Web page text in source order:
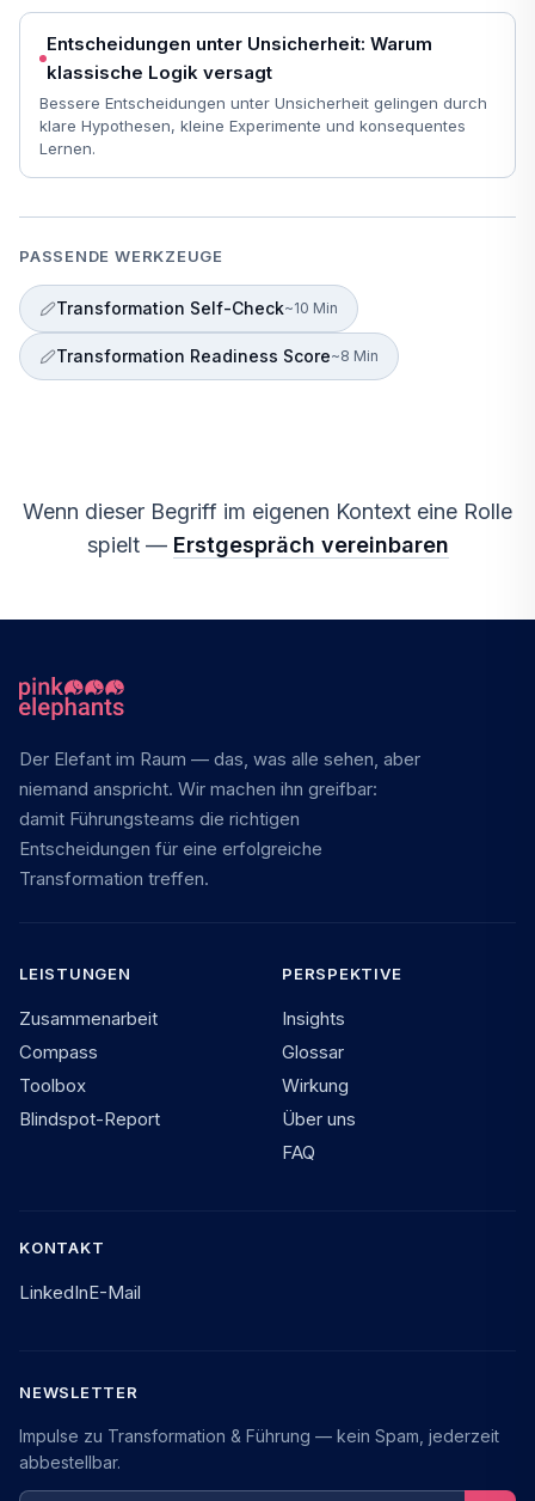
Entscheidungen unter Unsicherheit: Warum
klassische Logik versagt
Bessere Entscheidungen unter Unsicherheit gelingen durch
klare Hypothesen, kleine Experimente und konsequentes
Lernen.
PASSENDE WERKZEUGE
Transformation Self-Check~10 Min
Transformation Readiness Score~8 Min
Wenn dieser Begriff im eigenen Kontext eine Rolle
spielt — Erstgespräch vereinbaren
Der Elefant im Raum — das, was alle sehen, aber
niemand anspricht. Wir machen ihn greifbar:
damit Führungsteams die richtigen
Entscheidungen für eine erfolgreiche
Transformation treffen.
LEISTUNGEN
Zusammenarbeit
Compass
Toolbox
Blindspot-Report
PERSPEKTIVE
Insights
Glossar
Wirkung
Über uns
FAQ
KONTAKT
LinkedInE-Mail
NEWSLETTER
Impulse zu Transformation & Führung — kein Spam, jederzeit
abbestellbar.